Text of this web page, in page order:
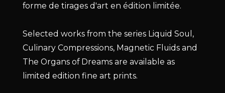
forme de tirages d'art en édition limitée.
Selected works from the series Liquid Soul,
Culinary Compressions, Magnetic Fluids and
The Organs of Dreams are available as
limited edition fine art prints.